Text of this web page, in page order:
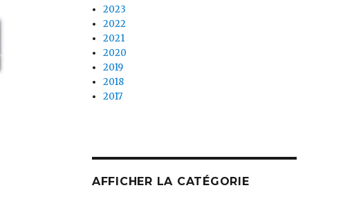
2023
2022
2021
2020
2019
2018
2017
AFFICHER LA CATÉGORIE